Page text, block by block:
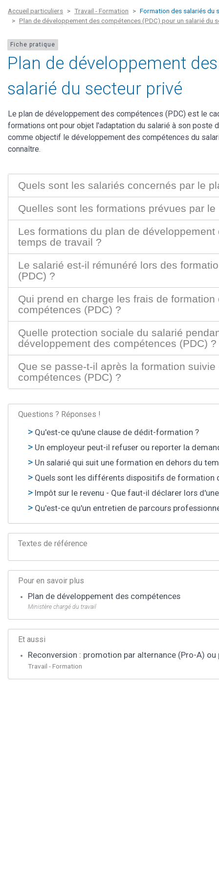
Accueil particuliers Travail - Formation
Formation des salariés du
Plan de développement des compétences (PDC) pour un salarié du
Fiche pratique
Plan de développement
salarié du secteur privé
Le plan de développement des compétences (PDC) est le
formations ont pour objet l'adaptation du salarié à son poste
comme objectif le développement des compétences du
connaître.
Quels sont les salariés concernés par le
Quelles sont les formations prévues par
Les formations du plan de
temps de travail ?
Le salarié est-il rémunéré lors des
(PDC) ?
Qui prend en charge les frais de
compétences (PDC) ?
Quelle protection sociale du salarié
développement des compétences (PDC) ?
Que se passe-t-il après la formation
compétences (PDC) ?
Questions ? Réponses !
Qu'est-ce qu'une clause de dédit-formation ?
Un employeur peut-il refuser ou reporter la
Un salarié qui suit une formation en dehors du
Quels sont les différents dispositifs de formation
Impôt sur le revenu - Que faut-il déclarer lors
Qu'est-ce qu'un entretien de parcours
Textes de référence
Pour en savoir plus
Plan de développement des compétences
Ministère chargé du travail
Et aussi
Reconversion : promotion par alternance (Pro-A)
Travail - Formation